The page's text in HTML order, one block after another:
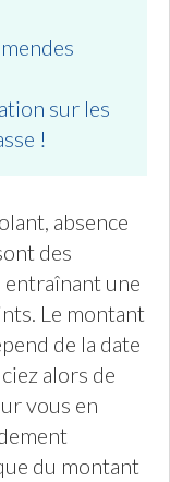
sur les
!
absence
des
entraînant une
Le montant
de la date
alors de
vous en
du montant